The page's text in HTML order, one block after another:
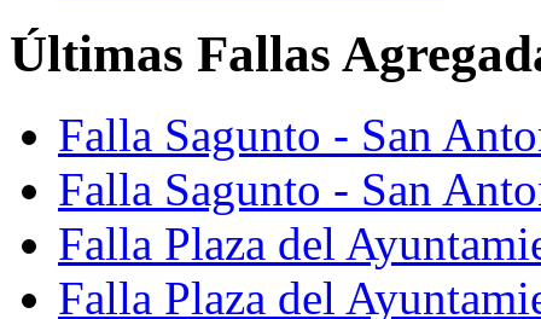
Últimas Fallas
Falla Sagunto - San
Falla Sagunto - San
Falla Plaza del
Falla Plaza del